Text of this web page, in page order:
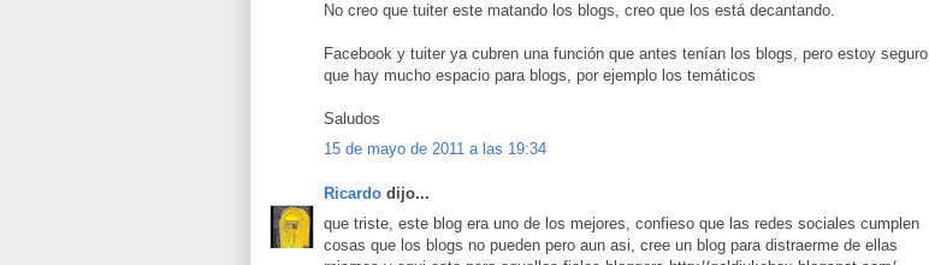
No creo que tuiter este matando los blogs, creo que los está decantando.
Facebook y tuiter ya cubren una función que antes tenían los blogs, pero estoy seguro
que hay mucho espacio para blogs, por ejemplo los temáticos
Saludos
15 de mayo de 2011 a las 19:34
Ricardo dijo...
que triste, este blog era uno de los mejores, confieso que las redes sociales cumplen
cosas que los blogs no pueden pero aun asi, cree un blog para distraerme de ellas